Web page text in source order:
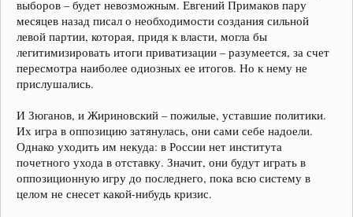
выборов – будет невозможным. Евгений Примаков пару
месяцев назад писал о необходимости создания сильной
левой партии, которая, придя к власти, могла бы
легитимизировать итоги приватизации – разумеется, за счет
пересмотра наиболее одиозных ее итогов. Но к нему не
прислушались.
И Зюганов, и Жириновский – пожилые, уставшие политики.
Их игра в оппозицию затянулась, они сами себе надоели.
Однако уходить им некуда: в России нет института
почетного ухода в отставку. Значит, они будут играть в
оппозиционную игру до последнего, пока всю систему в
целом не снесет какой-нибудь кризис.